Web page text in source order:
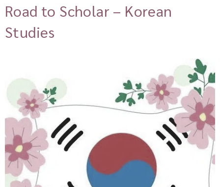
Road to Scholar – Korean
Studies